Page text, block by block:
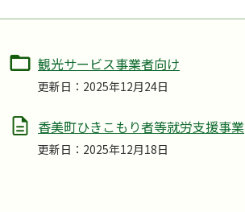
観光サービス事業者向け
更新日：2025年12月24日
香美町ひきこもり者等就労支援事業
更新日：2025年12月18日